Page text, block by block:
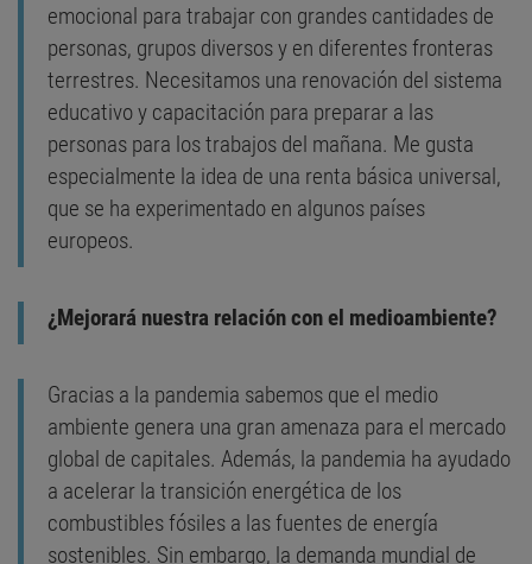
emocional para trabajar con grandes cantidades de
personas, grupos diversos y en diferentes fronteras
terrestres. Necesitamos una renovación del sistema
educativo y capacitación para preparar a las
personas para los trabajos del mañana. Me gusta
especialmente la idea de una renta básica universal,
que se ha experimentado en algunos países
europeos.
¿Mejorará nuestra relación con el medioambiente?
Gracias a la pandemia sabemos que el medio
ambiente genera una gran amenaza para el mercado
global de capitales. Además, la pandemia ha ayudado
a acelerar la transición energética de los
combustibles fósiles a las fuentes de energía
sostenibles. Sin embargo, la demanda mundial de